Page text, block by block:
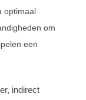
optimaal
om
een
indirect